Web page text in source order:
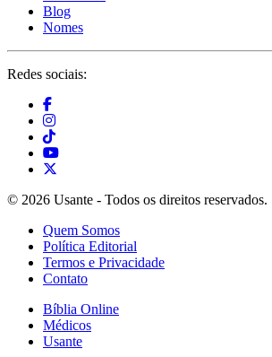
Blog
Nomes
Redes sociais:
© 2026 Usante - Todos os direitos reservados.
Quem Somos
Política Editorial
Termos e Privacidade
Contato
Bíblia Online
Médicos
Usante